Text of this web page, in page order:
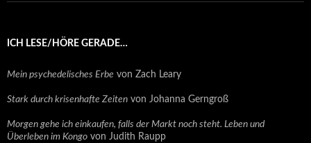
ICH LESE/HÖRE GERADE…
Mein psychedelisches Erbe von Zach Leary
Stark durch krisenhafte Zeiten von Johanna Gerngroß
Morgen gehe ich einkaufen, falls der Markt noch steht. Leben und
Überleben im Kongo von Judith Raupp